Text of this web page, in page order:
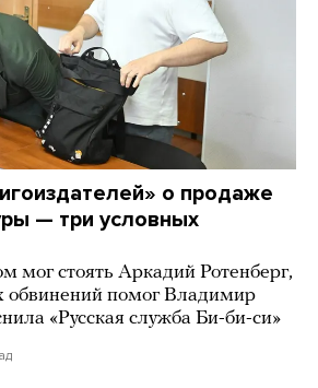
о продаже
— три условных
мог стоять Аркадий Ротенберг,
обвинений помог Владимир
«Русская служба Би-би-си»